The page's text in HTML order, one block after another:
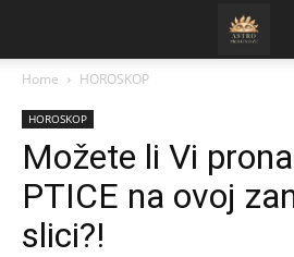
Home HOROSKOP
HOROSKOP
Možete li Vi
PTICE na ovoj
slici?!